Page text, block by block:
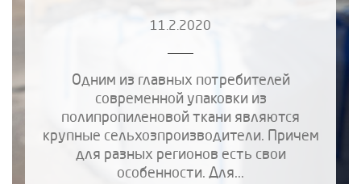
11.2.2020
Одним из главных потребителей
современной упаковки из
полипропиленовой ткани являются
крупные сельхозпроизводители. Причем
для разных регионов есть свои
особенности. Для...